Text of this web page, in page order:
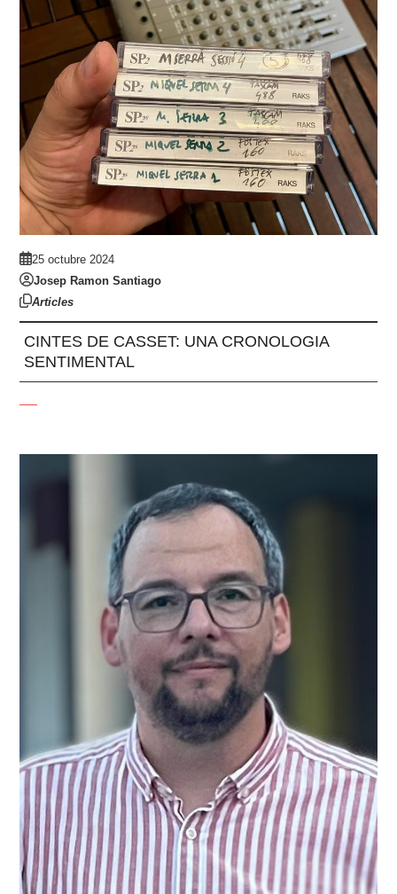
25 octubre 2024
Josep Ramon Santiago
Articles
CINTES DE CASSET: UNA CRONOLOGIA
SENTIMENTAL